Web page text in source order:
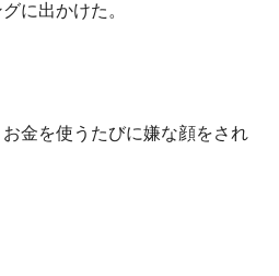
に出かけた。
金を使うたびに嫌な顔をされ